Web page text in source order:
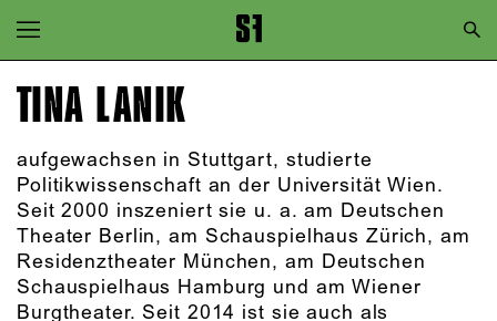
Zur Hauptnavigation springen
Zum Hauptinhalt springen
TINA LANIK
aufgewachsen in Stuttgart, studierte
Politikwissenschaft an der Universität Wien.
Seit 2000 inszeniert sie u. a. am Deutschen
Theater Berlin, am Schauspielhaus Zürich, am
Residenztheater München, am Deutschen
Schauspielhaus Hamburg und am Wiener
Burgtheater. Seit 2014 ist sie auch als